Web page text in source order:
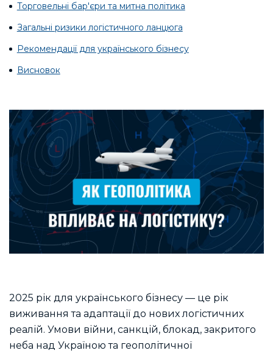
Торговельні бар'єри та митна політика
Загальні ризики логістичного ланцюга
Рекомендації для українського бізнесу
Висновок
2025 рік для українського бізнесу — це рік
виживання та адаптації до нових логістичних
реалій. Умови війни, санкцій, блокад, закритого
неба над Україною та геополітичної